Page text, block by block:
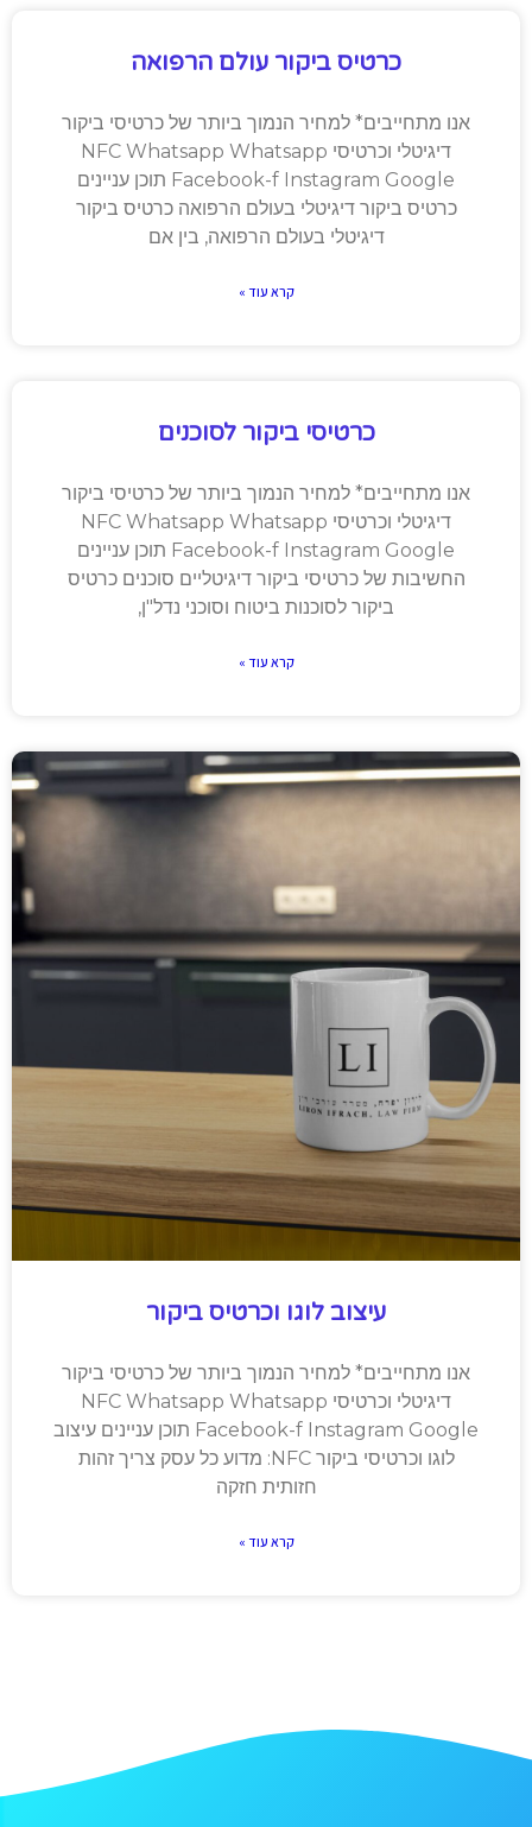
כרטיס ביקור עולם הרפואה
אנו מתחייבים* למחיר הנמוך ביותר של כרטיסי ביקור
דיגיטלי וכרטיסי NFC Whatsapp Whatsapp
Facebook-f Instagram Google תוכן עניינים
כרטיס ביקור דיגיטלי בעולם הרפואה כרטיס ביקור
דיגיטלי בעולם הרפואה, בין אם
קרא עוד »
כרטיסי ביקור לסוכנים
אנו מתחייבים* למחיר הנמוך ביותר של כרטיסי ביקור
דיגיטלי וכרטיסי NFC Whatsapp Whatsapp
Facebook-f Instagram Google תוכן עניינים
החשיבות של כרטיסי ביקור דיגיטליים סוכנים כרטיס
ביקור לסוכנות ביטוח וסוכני נדל"ן,
קרא עוד »
עיצוב לוגו וכרטיס ביקור
אנו מתחייבים* למחיר הנמוך ביותר של כרטיסי ביקור
דיגיטלי וכרטיסי NFC Whatsapp Whatsapp
Facebook-f Instagram Google תוכן עניינים עיצוב
לוגו וכרטיסי ביקור NFC: מדוע כל עסק צריך זהות
חזותית חזקה
קרא עוד »